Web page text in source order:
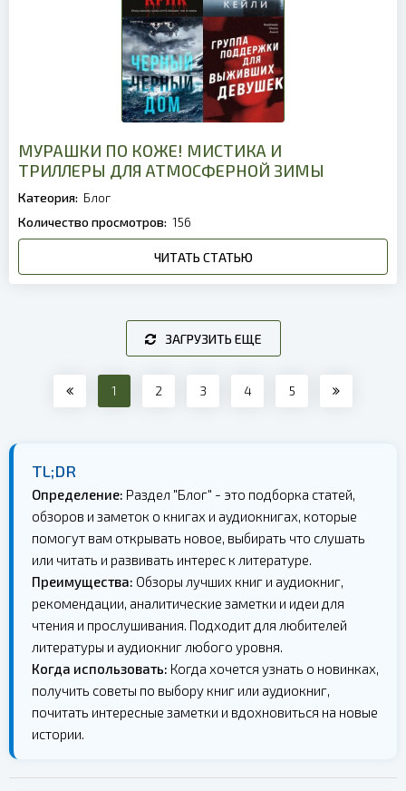
МУРАШКИ ПО КОЖЕ! МИСТИКА И
ТРИЛЛЕРЫ ДЛЯ АТМОСФЕРНОЙ ЗИМЫ
Катеория: Блог
Количество просмотров: 156
ЧИТАТЬ СТАТЬЮ
ЗАГРУЗИТЬ ЕЩЕ
1 2 3 4 5
TL;DR
Определение: Раздел "Блог" - это подборка статей,
обзоров и заметок о книгах и аудиокнигах, которые
помогут вам открывать новое, выбирать что слушать
или читать и развивать интерес к литературе.
Преимущества: Обзоры лучших книг и аудиокниг,
рекомендации, аналитические заметки и идеи для
чтения и прослушивания. Подходит для любителей
литературы и аудиокниг любого уровня.
Когда использовать: Когда хочется узнать о новинках,
получить советы по выбору книг или аудиокниг,
почитать интересные заметки и вдохновиться на новые
истории.